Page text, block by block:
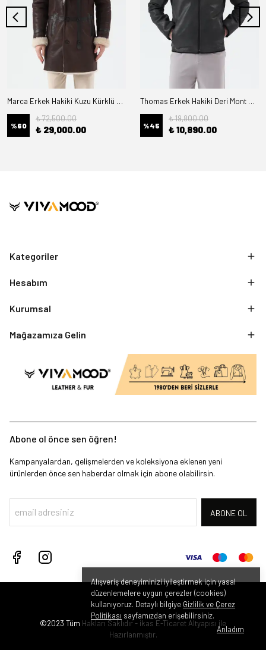
Alışveriş deneyiminizi iyileştirmek için yasal
düzenlemelere uygun çerezler (cookies)
kullanıyoruz. Detaylı bilgiye Gizlilik ve Çerez
Politikası sayfamızdan erişebilirsiniz.
Anladım
Marca Erkek Hakiki Kuzu Kürklü Deri Kaban
%60
₺ 72,500.00
₺ 29,000.00
Thomas Erkek Hakiki Deri Mont Kürk Astarlı
%45
₺ 19,800.00
₺ 10,890.00
Kategoriler
Hesabım
Kurumsal
Mağazamıza Gelin
Abone ol önce sen öğren!
Kampanyalardan, gelişmelerden ve koleksiyona eklenen yeni
ürünlerden önce sen haberdar olmak için abone olabilirsin.
ABONE OL
©2023 Tüm Hakları Saklıdır - ikas E-Ticaret Altyapısı ile
Hazırlanmıştır.